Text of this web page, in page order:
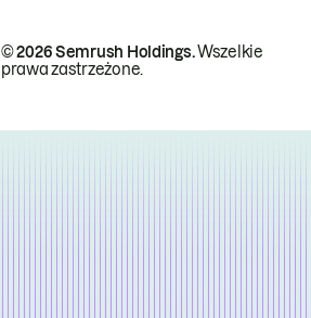
© 2026 Semrush Holdings.Wszelkie
prawa zastrzeżone.